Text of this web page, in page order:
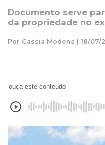
Documento serve
da propriedade no
Por Cassia Modena | 18/07/
ouça este conteúdo